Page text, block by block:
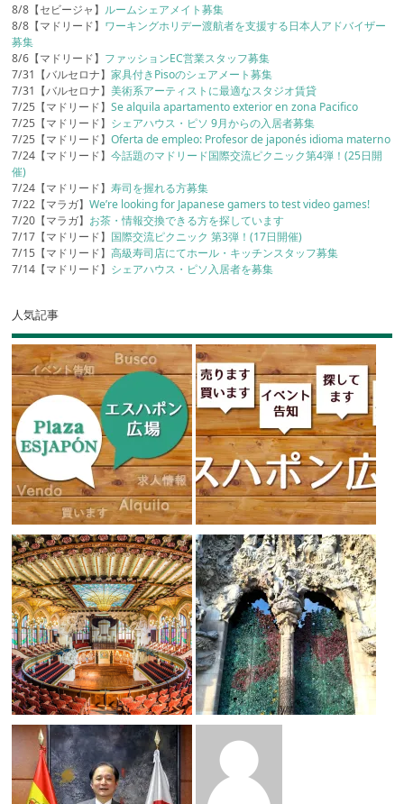
8/8【セビージャ】 ルームシェアメイト募集
8/8【マドリード】 ワーキングホリデー渡航者を支援する日本人アドバイザー
募集
8/6【マドリード】 ファッションEC営業スタッフ募集
7/31【バルセロナ】家具付きPisoのシェアメート募集
7/31【バルセロナ】美術系アーティストに最適なスタジオ賃貸
7/25【マドリード】Se alquila apartamento exterior en zona Pacifico
7/25【マドリード】 シェアハウス・ピソ 9月からの入居者募集
7/25【マドリード】Oferta de empleo: Profesor de japonés idioma materno
7/24【マドリード】今話題のマドリード国際交流ピクニック第4弾！(25日開
催)
7/24【マドリード】寿司を握れる方募集
7/22【マラガ】We’re looking for Japanese gamers to test video games!
7/20【マラガ】 お茶・情報交換できる方を探しています
7/17【マドリード】 国際交流ピクニック 第3弾！(17日開催)
7/15【マドリード】高級寿司店にてホール・キッチンスタッフ募集
7/14【マドリード】 シェアハウス・ピソ入居者を募集
人気記事